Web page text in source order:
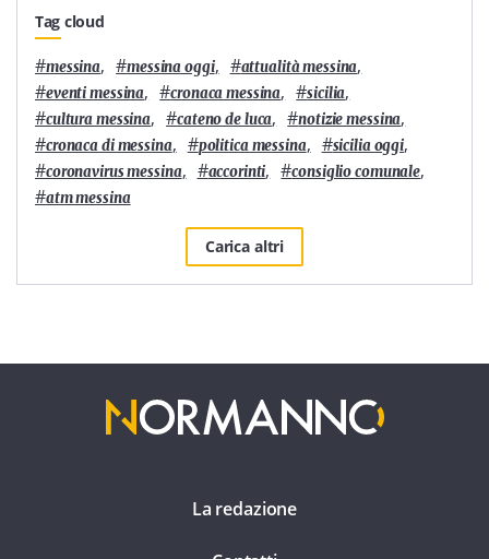
Tag cloud
#messina, #messina oggi, #attualità messina,
#eventi messina, #cronaca messina, #sicilia,
#cultura messina, #cateno de luca, #notizie messina,
#cronaca di messina, #politica messina, #sicilia oggi,
#coronavirus messina, #accorinti, #consiglio comunale,
#atm messina
Carica altri
La redazione